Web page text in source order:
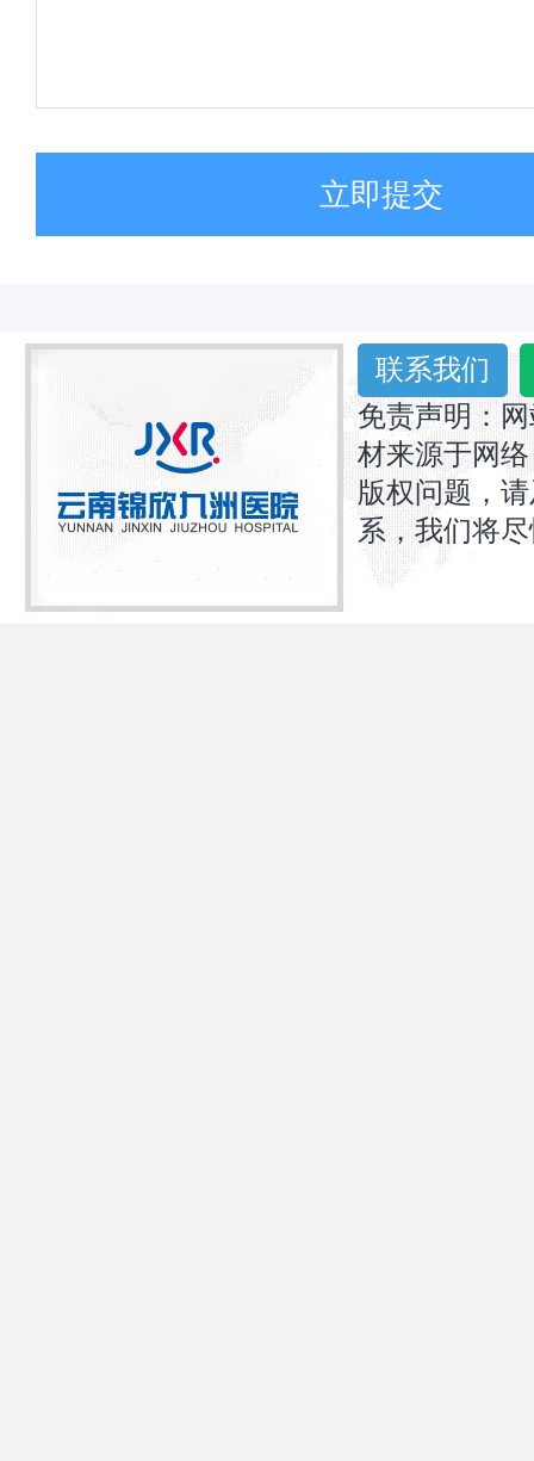
立即提交
联系我们
免责声明：
材来源于网
版权问题，
系，我们将